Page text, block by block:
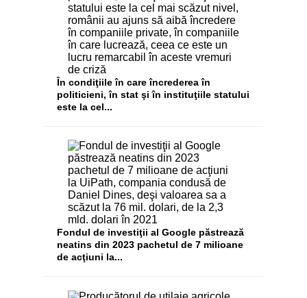
În condiţiile în care încrederea în
politicieni, în stat şi în instituţiile statului
este la cel...
Fondul de investiţii al Google păstrează
neatins din 2023 pachetul de 7 milioane
de acţiuni la...